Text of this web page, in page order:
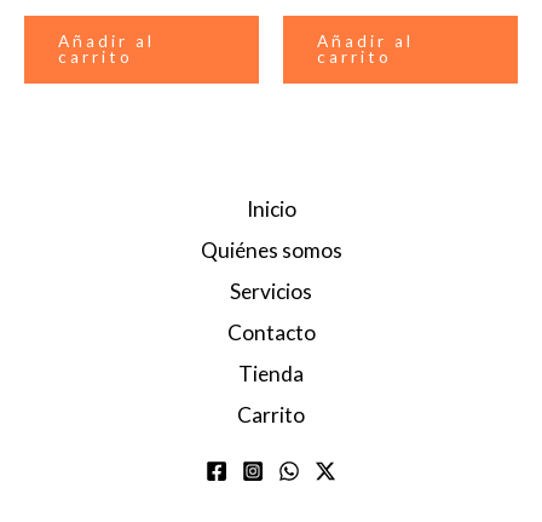
Añadir al
carrito
Añadir al
carrito
Inicio
Quiénes somos
Servicios
Contacto
Tienda
Carrito